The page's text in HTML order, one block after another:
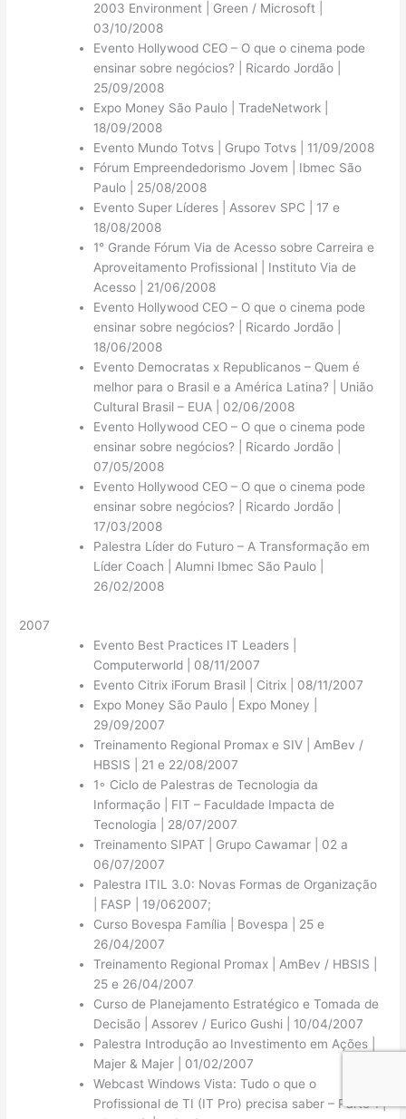
2003 Environment | Green / Microsoft |
03/10/2008
Evento Hollywood CEO – O que o cinema pode
ensinar sobre negócios? | Ricardo Jordão |
25/09/2008
Expo Money São Paulo | TradeNetwork |
18/09/2008
Evento Mundo Totvs | Grupo Totvs | 11/09/2008
Fórum Empreendedorismo Jovem | Ibmec São
Paulo | 25/08/2008
Evento Super Líderes | Assorev SPC | 17 e
18/08/2008
1° Grande Fórum Via de Acesso sobre Carreira e
Aproveitamento Profissional | Instituto Via de
Acesso | 21/06/2008
Evento Hollywood CEO – O que o cinema pode
ensinar sobre negócios? | Ricardo Jordão |
18/06/2008
Evento Democratas x Republicanos – Quem é
melhor para o Brasil e a América Latina? | União
Cultural Brasil – EUA | 02/06/2008
Evento Hollywood CEO – O que o cinema pode
ensinar sobre negócios? | Ricardo Jordão |
07/05/2008
Evento Hollywood CEO – O que o cinema pode
ensinar sobre negócios? | Ricardo Jordão |
17/03/2008
Palestra Líder do Futuro – A Transformação em
Líder Coach | Alumni Ibmec São Paulo |
26/02/2008
2007
Evento Best Practices IT Leaders |
Computerworld | 08/11/2007
Evento Citrix iForum Brasil | Citrix | 08/11/2007
Expo Money São Paulo | Expo Money |
29/09/2007
Treinamento Regional Promax e SIV | AmBev /
HBSIS | 21 e 22/08/2007
1◦ Ciclo de Palestras de Tecnologia da
Informação | FIT – Faculdade Impacta de
Tecnologia | 28/07/2007
Treinamento SIPAT | Grupo Cawamar | 02 a
06/07/2007
Palestra ITIL 3.0: Novas Formas de Organização
| FASP | 19/062007;
Curso Bovespa Família | Bovespa | 25 e
26/04/2007
Treinamento Regional Promax | AmBev / HBSIS |
25 e 26/04/2007
Curso de Planejamento Estratégico e Tomada de
Decisão | Assorev / Eurico Gushi | 10/04/2007
Palestra Introdução ao Investimento em Ações |
Majer & Majer | 01/02/2007
Webcast Windows Vista: Tudo o que o
Profissional de TI (IT Pro) precisa saber – Parte 1 |